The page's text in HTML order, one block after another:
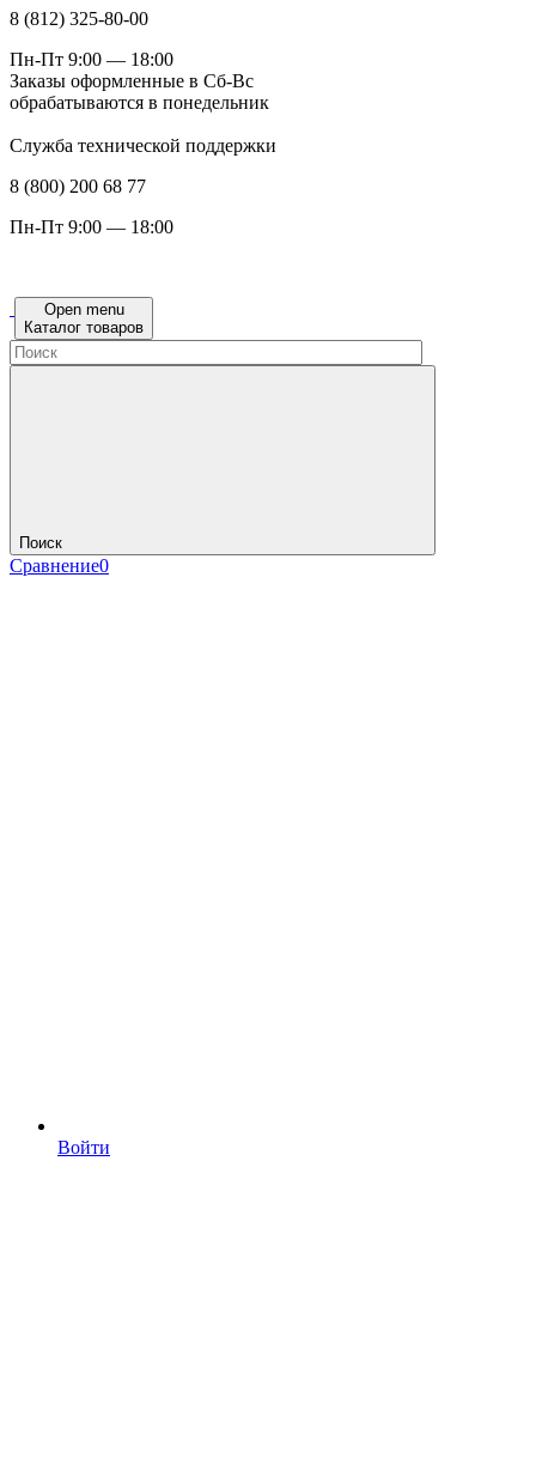
8 (812) 325-80-00
Пн-Пт 9:00 — 18:00
Заказы оформленные в Сб-Вс
обрабатываются в понедельник
Служба технической поддержки
8 (800) 200 68 77
Пн-Пт 9:00 — 18:00
Open menu
Каталог товаров
Поиск
Сравнение0
Войти